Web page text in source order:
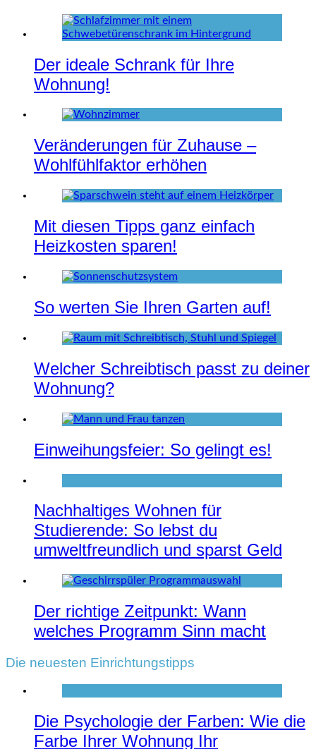
Der ideale Schrank für Ihre
Wohnung!
Veränderungen für Zuhause –
Wohlfühlfaktor erhöhen
Mit diesen Tipps ganz einfach
Heizkosten sparen!
So werten Sie Ihren Garten auf!
Welcher Schreibtisch passt zu deiner
Wohnung?
Einweihungsfeier: So gelingt es!
Nachhaltiges Wohnen für
Studierende: So lebst du
umweltfreundlich und sparst Geld
Der richtige Zeitpunkt: Wann
welches Programm Sinn macht
Die neuesten Einrichtungstipps
Die Psychologie der Farben: Wie die
Farbe Ihrer Wohnung Ihr